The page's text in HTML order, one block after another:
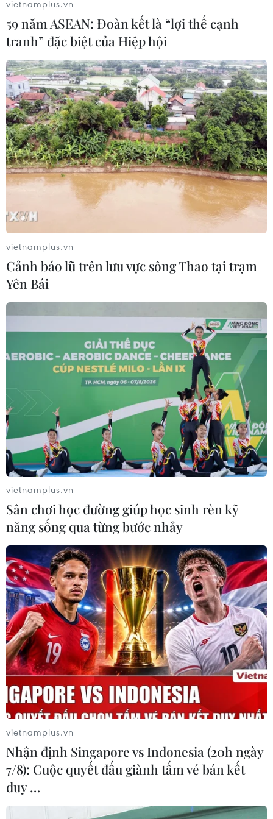
chụp ảnh các công trình có dấu hiệu vi phạm trên địa
bàn thành phố Hà Nội, đưa thông tin lại cho Quang D
để viết và đăng bài trên trang web.
Một cán bộ UBND thành phố Hà Giang bị
bắt vì cưỡng đoạt tài sản
05/05/2023 04:02
Công an tỉnh Hà Giang xác định đối tượng Lê Văn
Dũng, cán bộ UBND thành phố Hà Giang, đã cưỡng
đoạt 200 triệu đồng để làm giấy tờ chuyển nhượng
quyền sử dụng đất cho một công dân.
Bắt 2 đối tượng lợi dụng danh nghĩa nhà
báo để cưỡng đoạt tài sản
13/05/2023 11:54
Ngày 13/5, Công an quận Nam Từ Liêm, Hà Nội, cho
biết vừa bắt giữ đối tượng Nguyễn Trung Sáng, Thư ký
tòa soạn Báo Sức khỏe Việt và đối tượng Bùi Minh
Ngọc, cộng tác viên Báo Sức khỏe Việt.
vietnamplus.vn
59 năm ASEAN: Đoàn kết là “lợi thế cạnh
tranh” đặc biệt của Hiệp hội
vietnamplus.vn
Cảnh báo lũ trên lưu vực sông Thao tại trạm
Yên Bái
vietnamplus.vn
Sân chơi học đường giúp học sinh rèn kỹ
năng sống qua từng bước nhảy
vietnamplus.vn
Nhận định Singapore vs Indonesia (20h ngày
7/8): Cuộc quyết đấu giành tấm vé bán kết
duy …